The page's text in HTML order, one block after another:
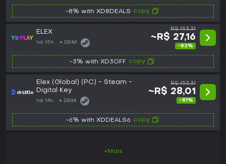
-8% with XD8DEALS copy
ELEX
há 15h DRM:
R$ 153,31
~R$ 27,16
-82%
-3% with XD3OFF copy
Elex (Global) (PC) - Steam -
Digital Key
há 14h DRM:
R$ 153,31
~R$ 28,01
-81%
-6% with XDDEALS6 copy
+Mais